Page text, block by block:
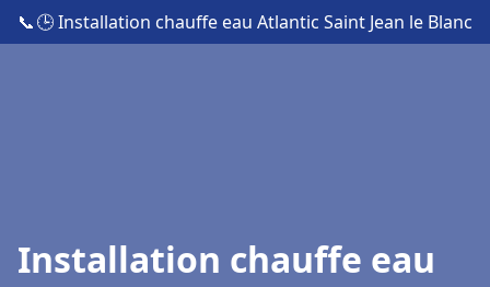
📞🕒 Installation chauffe eau Atlantic Saint Jean le Blanc
Installation chauffe eau